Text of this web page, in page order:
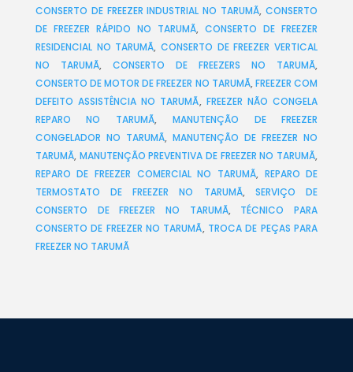
CONSERTO DE FREEZER INDUSTRIAL NO TARUMÃ,CONSERTO
DE FREEZER RÁPIDO NO TARUMÃ,CONSERTO DE FREEZER
RESIDENCIAL NO TARUMÃ, CONSERTO DE FREEZER VERTICAL
NO TARUMÃ, CONSERTO DE FREEZERS NO TARUMÃ,
CONSERTO DE MOTOR DE FREEZER NO TARUMÃ,FREEZER COM
DEFEITO ASSISTÊNCIA NO TARUMÃ, FREEZER NÃO CONGELA
REPARO NO TARUMÃ, MANUTENÇÃO DE FREEZER
CONGELADOR NO TARUMÃ,MANUTENÇÃO DE FREEZER NO
TARUMÃ, MANUTENÇÃO PREVENTIVA DE FREEZER NO TARUMÃ,
REPARO DE FREEZER COMERCIAL NO TARUMÃ, REPARO DE
TERMOSTATO DE FREEZER NO TARUMÃ, SERVIÇO DE
CONSERTO DE FREEZER NO TARUMÃ, TÉCNICO PARA
CONSERTO DE FREEZER NO TARUMÃ, TROCA DE PEÇAS PARA
FREEZER NO TARUMÃ